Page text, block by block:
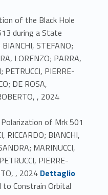
of the Black Hole
during a State
STEFANO;
LORENZO; PARRA,
PETRUCCI, PIERRE-
DE ROSA,
, 2024
of Mrk 501
BIANCHI,
MARINUCCI,
PIERRE-
, 2024 Link identifier #identifier_person_131794-60
Dettaglio
Constrain Orbital